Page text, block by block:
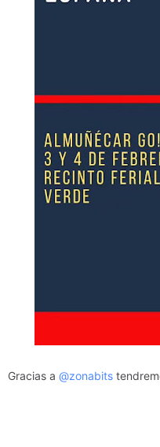
Gracias a @zonabits